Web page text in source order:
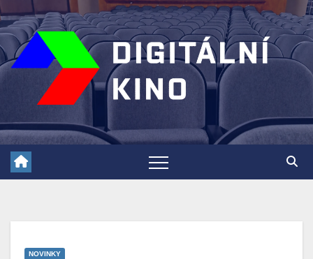
Skip
to
content
NOVINKY